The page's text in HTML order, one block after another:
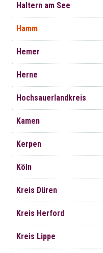
Haltern am See
Hamm
Hemer
Herne
Hochsauerlandkreis
Kamen
Kerpen
Köln
Kreis Düren
Kreis Herford
Kreis Lippe